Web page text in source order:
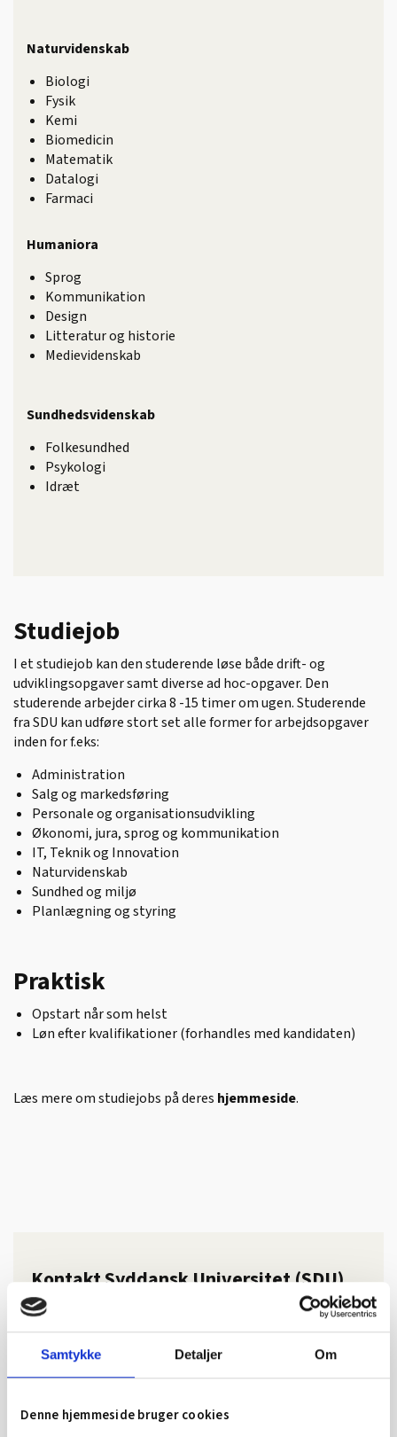
Samtykke Detaljer Om
Denne hjemmeside bruger cookies
Naturvidenskab
Biologi
Fysik
Kemi
Biomedicin
Matematik
Datalogi
Farmaci
Humaniora
Sprog
Kommunikation
Design
Litteratur og historie
Medievidenskab
Sundhedsvidenskab
Folkesundhed
Psykologi
Idræt
Studiejob
I et studiejob kan den studerende løse både drift- og
udviklingsopgaver samt diverse ad hoc-opgaver. Den
studerende arbejder cirka 8 -15 timer om ugen. Studerende
fra SDU kan udføre stort set alle former for arbejdsopgaver
inden for f.eks:
Administration
Salg og markedsføring
Personale og organisationsudvikling
Økonomi, jura, sprog og kommunikation
IT, Teknik og Innovation
Naturvidenskab
Sundhed og miljø
Planlægning og styring
Praktisk
Opstart når som helst
Løn efter kvalifikationer (forhandles med kandidaten)
Læs mere om studiejobs på deres hjemmeside.
Kontakt Syddansk Universitet (SDU)
Campusvej 55, 5230 Odense M
Tlf. 6550 2022
Mail:sdu-rio@sdu.dk